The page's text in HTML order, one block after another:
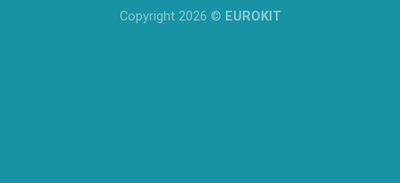
Copyright 2026 © EUROKIT